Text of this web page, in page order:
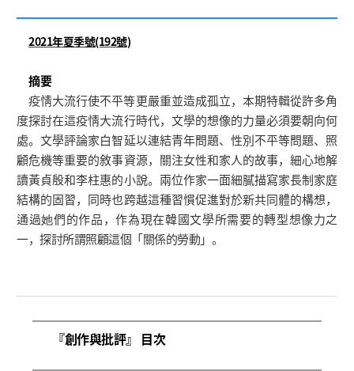
2021年夏季號(192號)
摘要
疫情大流行使不平等更嚴重並造成孤立，本期特輯從許多角
度探討在這疫情大流行時代，文學的想像的力量必須要朝向何
處。文學評論家白智延以連結青年問題、性別不平等問題、照
顧危機等重要的敘事資源，關注女性和家人的故事，細心地解
讀黃貞殷和李柱惠的小說。兩位作家一面細膩描寫家長制家庭
結構的固習，同時也跨越這種習慣促進對於新共同體的構想，
通過她們的作品，作為現在韓國文學所需要的轉型想像力之
一，探討所謂照顧這個「關係的勞動」。
『創作與批評』 目次